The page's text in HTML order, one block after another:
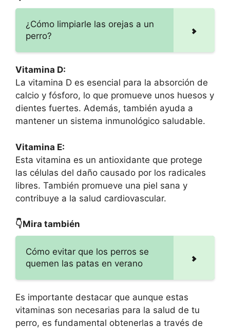
¿Cómo limpiarle las orejas a un
perro?
Vitamina D:
La vitamina D es esencial para la absorción de
calcio y fósforo, lo que promueve unos huesos y
dientes fuertes. Además, también ayuda a
mantener un sistema inmunológico saludable.
Vitamina E:
Esta vitamina es un antioxidante que protege
las células del daño causado por los radicales
libres. También promueve una piel sana y
contribuye a la salud cardiovascular.
👇Mira también
Cómo evitar que los perros se
quemen las patas en verano
Es importante destacar que aunque estas
vitaminas son necesarias para la salud de tu
perro, es fundamental obtenerlas a través de